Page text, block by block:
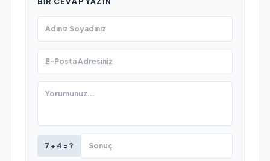
7 + 4 = ?